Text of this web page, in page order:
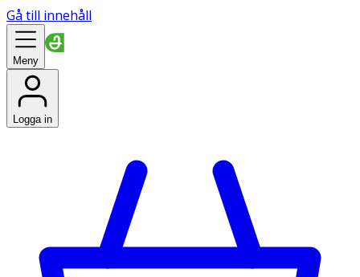
Gå till innehåll
Meny
Logga in